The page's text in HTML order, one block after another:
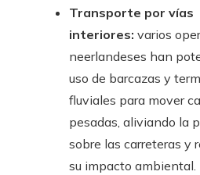
Transporte por vías
interiores: varios
neerlandeses han
uso de barcazas y
fluviales para mover
pesadas, aliviando la
sobre las carreteras y
su impacto ambiental.